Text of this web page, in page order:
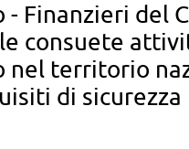
- Finanzieri del
consuete
nel territorio
di